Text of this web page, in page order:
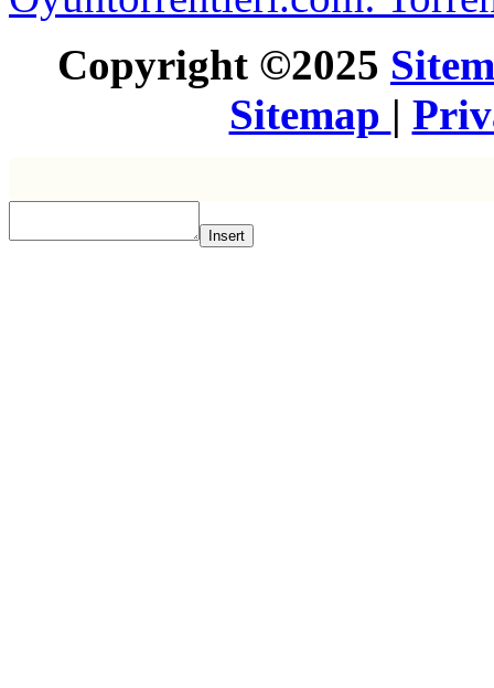
Copyright ©2025
Sitemap |
Insert